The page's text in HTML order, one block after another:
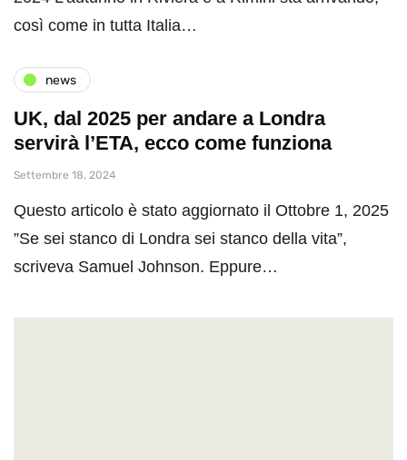
così come in tutta Italia…
news
UK, dal 2025 per andare a Londra
servirà l’ETA, ecco come funziona
Settembre 18, 2024
Questo articolo è stato aggiornato il Ottobre 1, 2025
”Se sei stanco di Londra sei stanco della vita”,
scriveva Samuel Johnson. Eppure…